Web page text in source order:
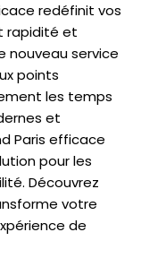
redéfinit vos
rapidité et
service
points
les temps
et
Paris efficace
pour les
Découvrez
votre
de